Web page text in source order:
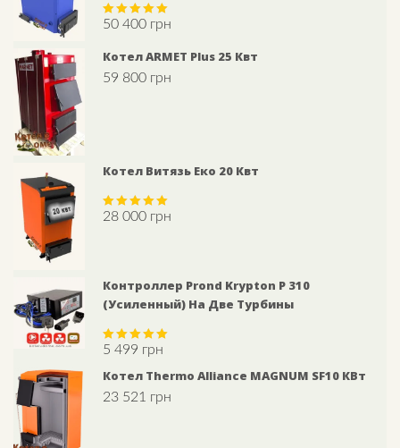
Rated5.00
50 400 грн
Котел ARMET Plus 25 Квт
59 800 грн
Котел Витязь Еко 20 Квт
Rated5.00
28 000 грн
Контроллер Prond Krypton P 310
(усиленный) На Две Турбины
Rated 5.00
out of 5
5 499 грн
Котел Thermo Alliance MAGNUM SF10 КВт
23 521 грн